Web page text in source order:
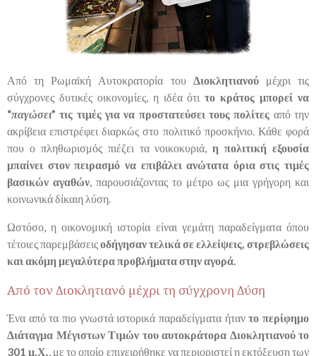
Από τη Ρωμαϊκή Αυτοκρατορία του Διοκλητιανούμέχρι τις
σύγχρονες δυτικές οικονομίες, η ιδέα ότιτο κράτος μπορεί να
“παγώσει” τις τιμές για να προστατεύσει τους πολίτες από την
ακρίβεια επιστρέφει διαρκώς στο πολιτικό προσκήνιο. Κάθε φορά
που ο πληθωρισμός πιέζει τα νοικοκυριά,η πολιτική εξουσία
μπαίνει στον πειρασμό να επιβάλει ανώτατα όρια στις τιμές
βασικών αγαθών, παρουσιάζοντας το μέτρο ως μια γρήγορη και
κοινωνικά δίκαιη λύση.
Ωστόσο, η οικονομική ιστορία είναι γεμάτη παραδείγματα όπου
τέτοιες παρεμβάσειςοδήγησαν τελικά σε ελλείψεις, στρεβλώσεις
και ακόμη μεγαλύτερα προβλήματα στην αγορά.
Από τον Διοκλητιανό μέχρι τη σύγχρονη Δύση
Ένα από τα πιο γνωστά ιστορικά παραδείγματα ήταντο περίφημο
Διάταγμα Μέγιστων Τιμών του αυτοκράτορα Διοκλητιανού το
301 μ.Χ., με το οποίο επιχειρήθηκε να περιοριστεί η εκτόξευση των